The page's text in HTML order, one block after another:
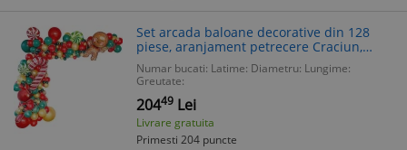
Set arcada baloane decorative din 128
piese, aranjament petrecere Craciun,
calitate latex Extra
Numar bucati: Latime: Diametru: Lungime:
Greutate:
20449 Lei
Livrare gratuita
Primesti 204 puncte